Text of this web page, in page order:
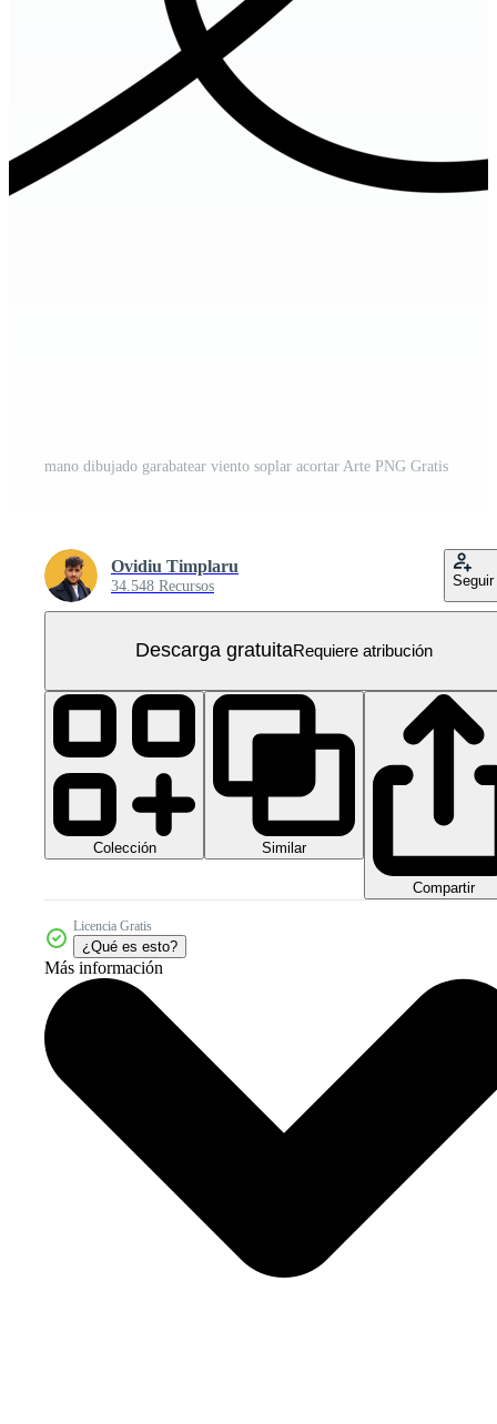
mano dibujado garabatear viento soplar acortar Arte PNG Gratis
Ovidiu Timplaru
34.548 Recursos Seguir
Descarga gratuitaRequiere atribución
Colección Similar
Compartir
Licencia Gratis
¿Qué es esto?
Más información